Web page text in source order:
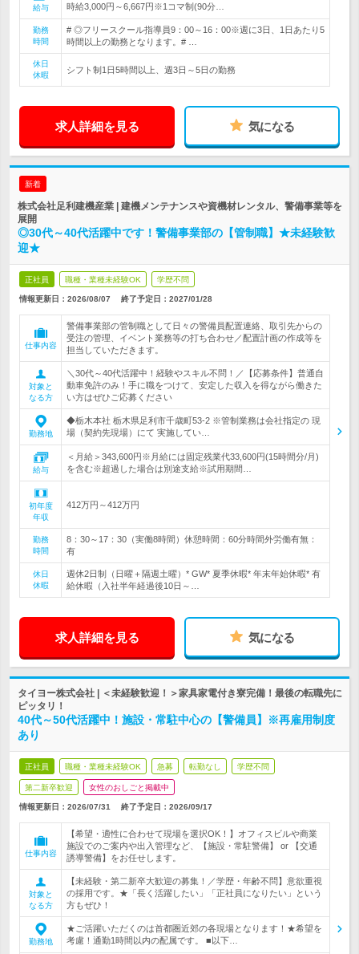
給与
時給3,000円～6,667円※1コマ制(90分…
勤務
時間
# ◎フリースクール指導員9：00～16：00※週に3日、1日あたり5
時間以上の勤務となります。# …
休日
休暇
シフト制1日5時間以上、週3日～5日の勤務
求人詳細を見る 気になる
新着
株式会社足利建機産業 | 建機メンテナンスや資機材レンタル、警備事業等を
展開
◎30代～40代活躍中です！警備事業部の【管制職】★未経験歓
迎★
正社員 職種・業種未経験OK 学歴不問
情報更新日：2026/08/07 終了予定日： 2027/01/28
仕事内容
警備事業部の管制職として日々の警備員配置連絡、取引先からの
受注の管理、イベント業務等の打ち合わせ／配置計画の作成等を
担当していただきます。
対象と
なる方
＼30代～40代活躍中！経験やスキル不問！／【応募条件】普通自
動車免許のみ！手に職をつけて、安定した収入を得ながら働きた
い方はぜひご応募ください
勤務地
◆栃木本社 栃木県足利市千歳町53-2 ※管制業務は会社指定の 現
場（契約先現場）にて 実施してい…
給与
＜月給＞343,600円※月給には固定残業代33,600円(15時間分/月)
を含む※超過した場合は別途支給※試用期間…
初年度
年収
412万円～412万円
勤務
時間
8：30～17：30（実働8時間）休憩時間：60分時間外労働有無：
有
休日
休暇
週休2日制（日曜＋隔週土曜）* GW* 夏季休暇* 年末年始休暇* 有
給休暇（入社半年経過後10日～…
求人詳細を見る 気になる
タイヨー株式会社 | ＜未経験歓迎！＞家具家電付き寮完備！最後の転職先に
ピッタリ！
40代～50代活躍中！施設・常駐中心の【警備員】※再雇用制度
あり
正社員 職種・業種未経験OK 急募 転勤なし 学歴不問
第二新卒歓迎 女性のおしごと掲載中
情報更新日：2026/07/31 終了予定日： 2026/09/17
仕事内容
【希望・適性に合わせて現場を選択OK！】オフィスビルや商業
施設でのご案内や出入管理など、【施設・常駐警備】 or 【交通
誘導警備】をお任せします。
対象と
なる方
【未経験・第二新卒大歓迎の募集！／学歴・年齢不問】意欲重視
の採用です。★「長く活躍したい」「正社員になりたい」という
方もぜひ！
勤務地
★ご活躍いただくのは首都圏近郊の各現場となります！★希望を
考慮！通勤1時間以内の配属です。 ■以下…